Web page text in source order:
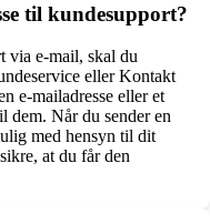
til kundesupport?
via e-mail, skal du
eller Kontakt
e-mailadresse eller et
dem. Når du sender en
med hensyn til dit
at du får den